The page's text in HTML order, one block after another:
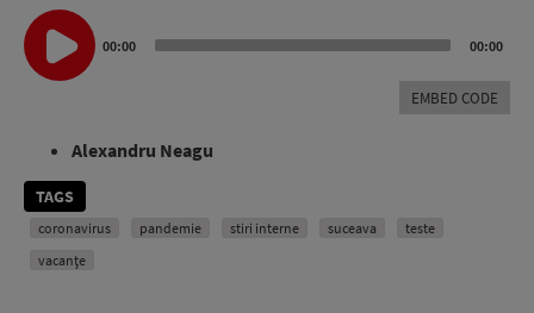
Audio
Player
00:00 00:00
EMBED CODE
Alexandru Neagu
TAGS
coronavirus pandemie stiri interne suceava
teste
vacanțe